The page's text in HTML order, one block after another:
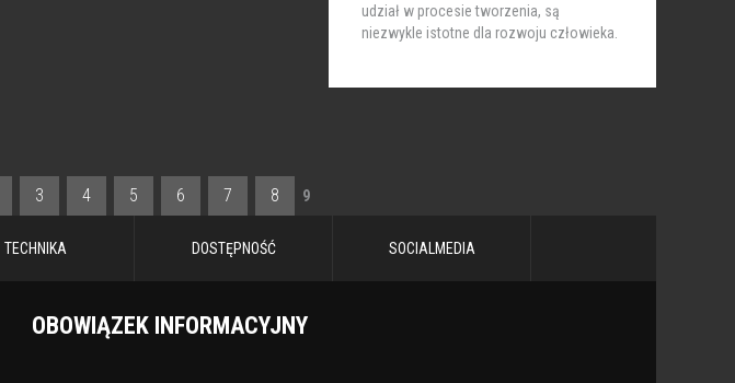
udział w procesie tworzenia, są
niezwykle istotne dla rozwoju człowieka.
3 4 5 6 7 8 9
TECHNIKA DOSTĘPNOŚĆ SOCIALMEDIA
OBOWIĄZEK INFORMACYJNY